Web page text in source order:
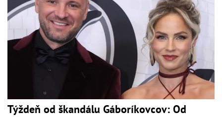
Týždeň od škandálu Gáboríkovcov: Od